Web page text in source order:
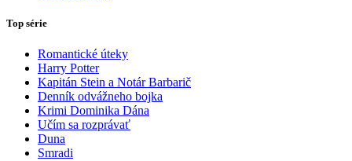
Top série
Romantické úteky
Harry Potter
Kapitán Stein a Notár Barbarič
Denník odvážneho bojka
Krimi Dominika Dána
Učím sa rozprávať
Duna
Smradi